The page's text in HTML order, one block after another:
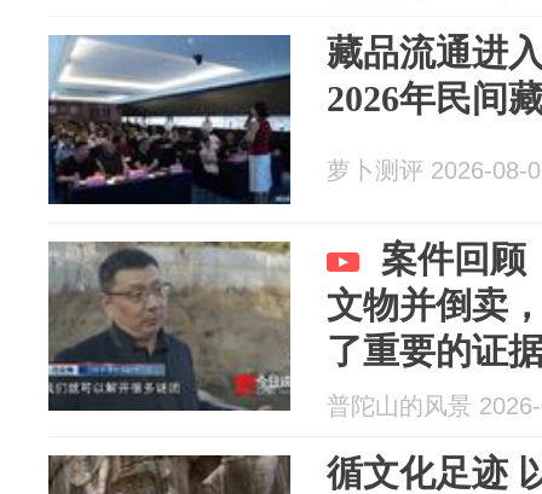
藏品流通进
2026年民间
萝卜测评 2026-08-
案件回顾
文物并倒卖
了重要的证
普陀山的风景
循文化足迹